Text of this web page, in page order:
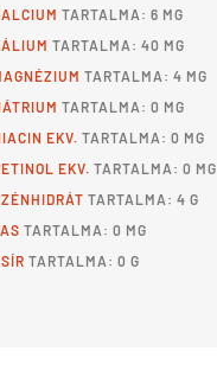
TARTALMA: 6 MG
TARTALMA: 40 MG
TARTALMA: 4 MG
TARTALMA: 0 MG
EKV. TARTALMA: 0 MG
EKV. TARTALMA: 0 MG
TARTALMA: 4 G
TARTALMA: 0 MG
TARTALMA: 0 G